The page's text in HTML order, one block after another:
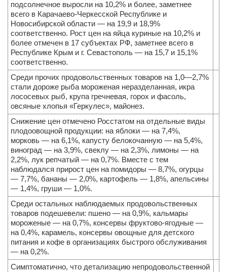
подсолнечное выросли на 10,2% и более, заметнее
всего в Карачаево-Черкесской Республике и
Новосибирской области — на 19,9 и 18,9%
соответственно. Рост цен на яйца куриные на 10,2% и
более отмечен в 17 субъектах РФ, заметнее всего в
Республике Крым и г. Севастополь — на 15,7 и 15,1%
соответственно.
Среди прочих продовольственных товаров на 1,0—2,7%
стали дороже рыба мороженая неразделанная, икра
лососевых рыб, крупа гречневая, горох и фасоль,
овсяные хлопья «Геркулес», майонез.
Снижение цен отмечено Росстатом на отдельные виды
плодоовощной продукции: на яблоки — на 7,4%,
морковь — на 6,1%, капусту белокочанную — на 5,4%,
виноград — на 3,9%, свеклу — на 2,3%, лимоны — на
2,2%, лук репчатый — на 0,7%. Вместе с тем
наблюдался прирост цен на помидоры — 8,7%, огурцы
— 7,7%, бананы — 2,0%, картофель — 1,8%, апельсины
— 1,4%, груши — 1,0%.
Среди остальных наблюдаемых продовольственных
товаров подешевели: пшено — на 0,9%, кальмары
мороженые — на 0,7%, консервы фруктово-ягодные —
на 0,4%, карамель, консервы овощные для детского
питания и кофе в организациях быстрого обслуживания
— на 0,2%.
Симптоматично, что детализацию непродовольственной